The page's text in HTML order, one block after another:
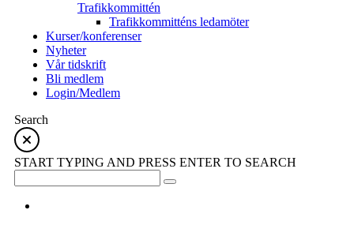
Trafikkommittén
Trafikkommitténs ledamöter
Kurser/konferenser
Nyheter
Vår tidskrift
Bli medlem
Login/Medlem
Search
START TYPING AND PRESS ENTER TO SEARCH